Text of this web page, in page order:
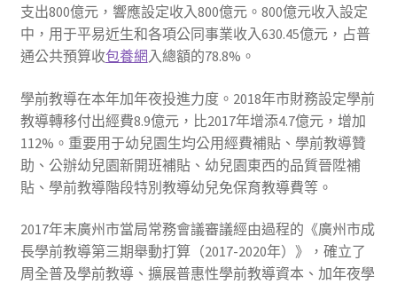
支出800億元，響應設定收入800億元。800億元收入設定
中，用于平易近生和各項公同事業收入630.45億元，占普
通公共預算收包養網 入總額的78.8%。
學前教導在本年加年夜投進力度。2018年市財務設定學前
教導轉移付出經費8.9億元，比2017年增添4.7億元，增加
112%。重要用于幼兒園生均公用經費補貼、學前教導贊
助、公辦幼兒園新開班補貼、幼兒園東西的品質晉陞補
貼、學前教導階段特別教導幼兒免保育教導費等。
2017年末廣州市當局常務會議審議經由過程的《廣州市成
長學前教導第三期舉動打算（2017-2020年）》，確立了
周全普及學前教導、擴展普惠性學前教導資本、加年夜學